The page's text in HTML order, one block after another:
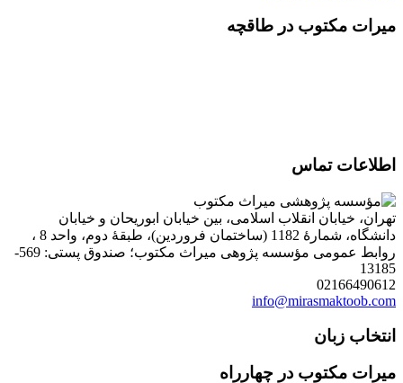
میرات مکتوب در طاقچه
اطلاعات تماس
تهران، خیابان انقلاب اسلامی، بین خیابان ابوریحان و خیابان
دانشگاه، شمارۀ 1182 (ساختمان فروردین)، طبقۀ دوم، واحد 8 ،
روابط عمومی مؤسسه پژوهی میراث مکتوب؛ صندوق پستی: 569-
13185
02166490612
info@mirasmaktoob.com
انتخاب زبان
میرات مکتوب در چهارراه